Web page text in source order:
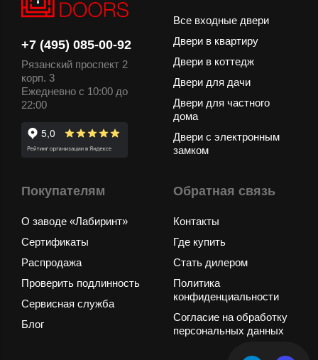
+7 (495) 085-00-92
Рязанский проспект 2
корп. 3
Ежедневно с 10:00 до
22:00
Все входные двери
Двери в квартиру
Двери в коттедж
Двери для дачи
Двери для частного
дома
Двери с электронным
замком
Покупателям
О заводе «Лабиринт»
Сертификаты
Распродажа
Проверить подлинность
Сервисная служба
Блог
Обратная связь
Контакты
Где купить
Стать дилером
Политика
конфиденциальности
Согласие на обработку
персональных данных